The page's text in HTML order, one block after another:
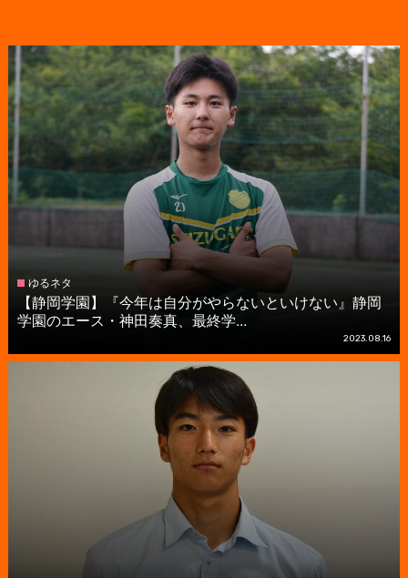
ゆるネタ
【静岡学園】『今年は自分がやらないといけない』静岡
学園のエース・神田奏真、最終学...
2023.08.16